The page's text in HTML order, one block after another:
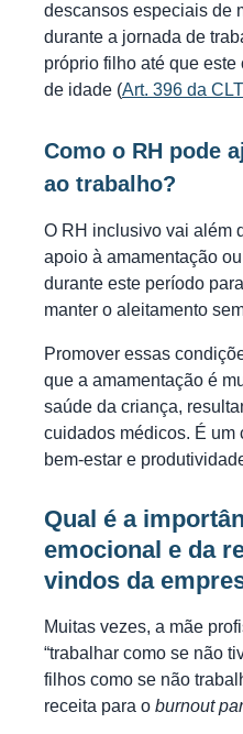
descansos especiais de
durante a jornada de
próprio filho até que
de idade (Art. 396 da CLT
Como o RH pode
ao trabalho?
O RH inclusivo vai além
apoio à amamentação
durante este período
manter o aleitamento
Promover essas
que a amamentação é
saúde da criança,
cuidados médicos. É um
bem-estar e
Qual é a
emocional e da
vindos da
Muitas vezes, a mãe
“trabalhar como se não
filhos como se não
receita para o burnout